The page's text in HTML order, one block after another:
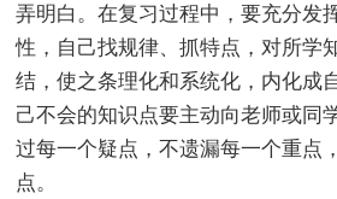
弄明白。在复习过程中，要充分发
性，自己找规律、抓特点，对所学
结，使之条理化和系统化，内化成
己不会的知识点要主动向老师或同
过每一个疑点，不遗漏每一个重点
点。